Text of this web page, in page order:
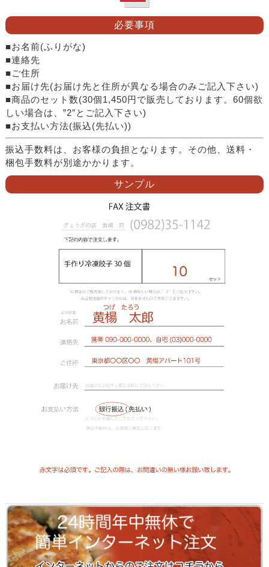
必要事項
■お名前(ふりがな)
■連絡先
■ご住所
■お届け先(お届け先と住所が異なる場合のみご記入下さい)
■商品のセット数(30個1,450円で販売しております。60個欲
しい場合は、”2″とご記入下さい)
■お支払い方法(振込(先払い))
振込手数料は、お客様の負担となります。その他、送料・
梱包手数料が別途かかります。
サンプル